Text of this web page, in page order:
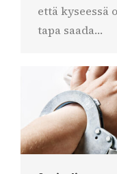
että kyseessä
tapa saada…